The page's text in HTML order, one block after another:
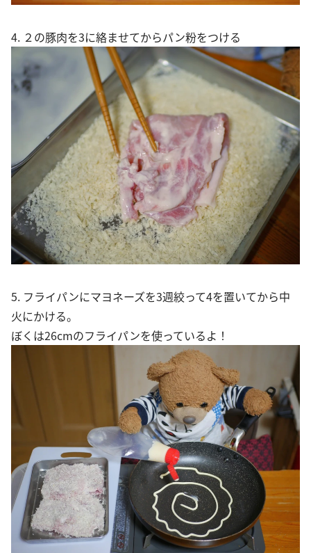
4. ２の豚肉を3に絡ませてからパン粉をつける
5. フライパンにマヨネーズを3週絞って4を置いてから中
火にかける。
ぼくは26cmのフライパンを使っているよ！